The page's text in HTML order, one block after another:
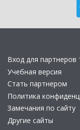
Вход для партнеров
Учебная версия
Стать партнером
Политика
Замечания по сайту
Другие сайты